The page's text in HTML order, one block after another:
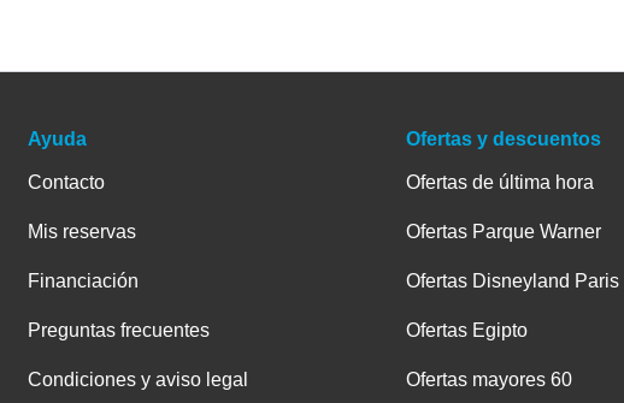
Ayuda
Contacto
Mis reservas
Financiación
Preguntas frecuentes
Condiciones y aviso legal
Ofertas y descuentos
Ofertas de última hora
Ofertas Parque Warner
Ofertas Disneyland Paris
Ofertas Egipto
Ofertas mayores 60